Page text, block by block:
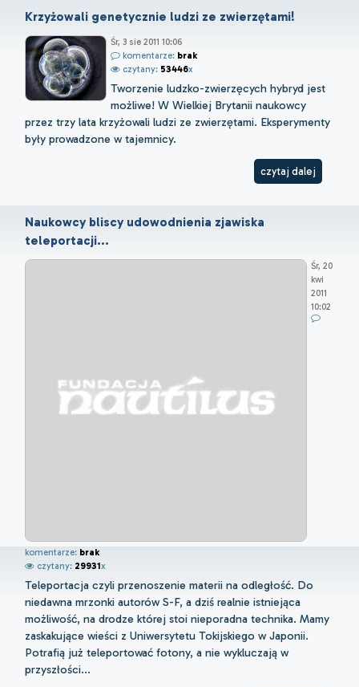
Krzyżowali genetycznie ludzi ze zwierzętami!
Śr, 3 sie 2011 10:06
komentarze: brak
czytany: 53446x
Tworzenie ludzko-zwierzęcych hybryd jest
możliwe! W Wielkiej Brytanii naukowcy
przez trzy lata krzyżowali ludzi ze zwierzętami. Eksperymenty
były prowadzone w tajemnicy.
czytaj dalej
Naukowcy bliscy udowodnienia zjawiska
teleportacji...
Śr, 20
kwi
2011
10:02
komentarze: brak
czytany: 29931x
Teleportacja czyli przenoszenie materii na odległość. Do
niedawna mrzonki autorów S-F, a dziś realnie istniejąca
możliwość, na drodze której stoi nieporadna technika. Mamy
zaskakujące wieści z Uniwersytetu Tokijskiego w Japonii.
Potrafią już teleportować fotony, a nie wykluczają w
przyszłości...